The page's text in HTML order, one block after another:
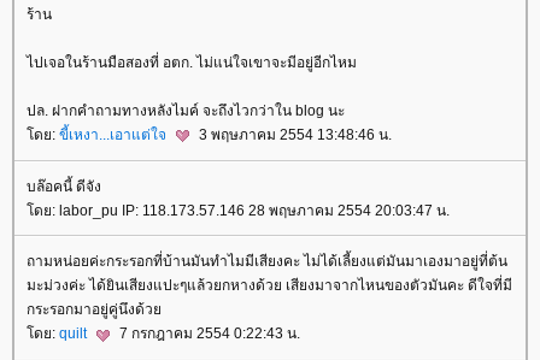
ร้าน
ไปเจอในร้านมือสองที่ อตก. ไม่แน่ใจเขาจะมีอยู่อีกไหม
ปล. ฝากคำถามทางหลังไมค์ จะถึงไวกว่าใน blog นะ
ดย: ขี้เหงา...เอาแต่ใจ 3 พฤษภาคม 2554 13:48:46 น.
บล๊อคนี้ ดีจัง
ดย: labor_pu IP: 118.173.57.146 28 พฤษภาคม 2554 20:03:47 น.
ถามหน่อยค่ะกระรอกที่บ้านมันทำไมมีเสียงคะ ไม่ได้เลี้ยงแต่มันมาเองมาอยู่ที่ต้น
มะม่วงค่ะ ได้ยินเสียงแปะๆแล้วยกหางด้วย เสียงมาจากไหนของตัวมันคะ ดีใจที่มี
กระรอกมาอยู่คู่นึงด้ว
ดย: quilt 7 กรกฎาคม 2554 0:22:43 น.